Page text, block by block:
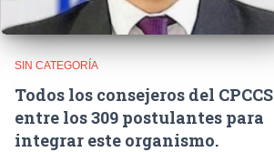
SIN CATEGORÍA
Todos los consejeros del CPCCS
entre los 309 postulantes para
integrar este organismo.